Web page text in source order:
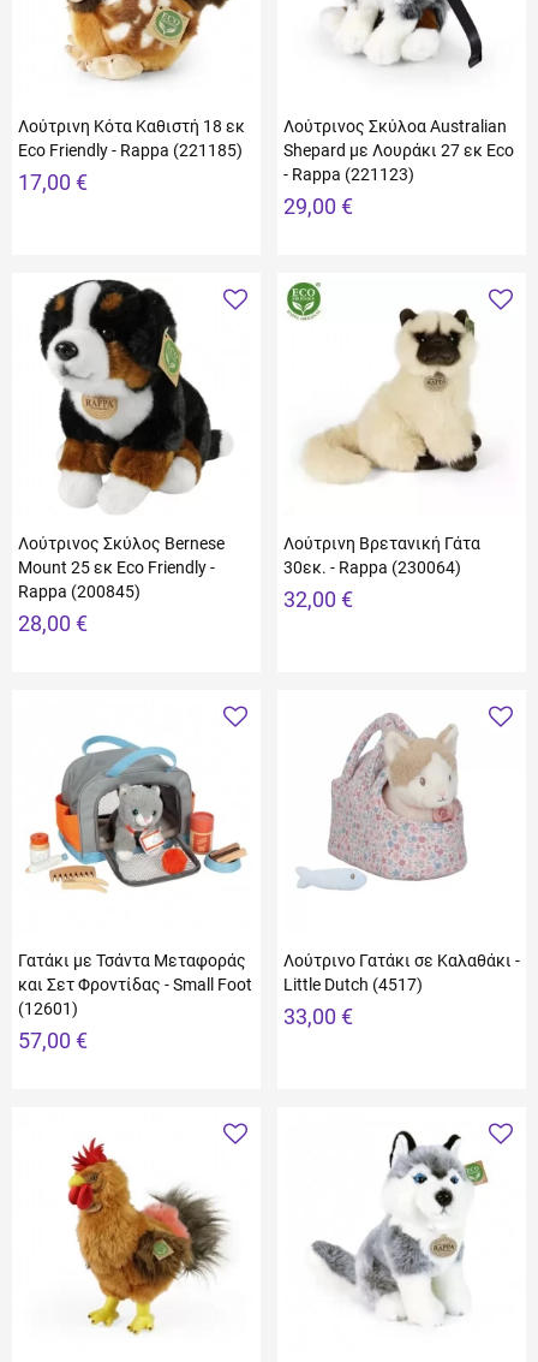
Λούτρινη Κότα Καθιστή 18 εκ
Eco Friendly - Rappa (221185)
17,00 €
Λούτρινος Σκύλοα Australian
Shepard με Λουράκι 27 εκ Eco
- Rappa (221123)
29,00 €
Λούτρινος Σκύλος Bernese
Mount 25 εκ Eco Friendly -
Rappa (200845)
28,00 €
Λούτρινη Βρετανική Γάτα
30εκ. - Rappa (230064)
32,00 €
Γατάκι με Τσάντα Μεταφοράς
και Σετ Φροντίδας - Small Foot
(12601)
57,00 €
Λούτρινο Γατάκι σε Καλαθάκι -
Little Dutch (4517)
33,00 €